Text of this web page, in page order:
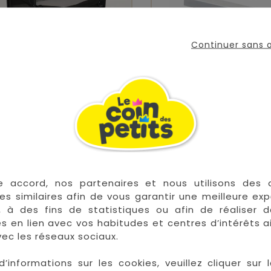
Continuer sans
accord, nos partenaires et nous utilisons des
similaires afin de vous garantir une meilleure
à des fins de statistiques ou afin de réaliser
en lien avec vos habitudes et centres d’intérêts
les réseaux sociaux.
sur les cookies, veuillez cliquer sur
Kubbie Sleep Shale
Kit De Cododo
En stock 